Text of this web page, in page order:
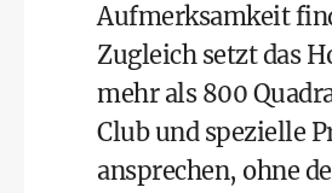
Aufmerksamkeit
Zugleich setzt das
mehr als 800
Club und spezielle
ansprechen, ohne